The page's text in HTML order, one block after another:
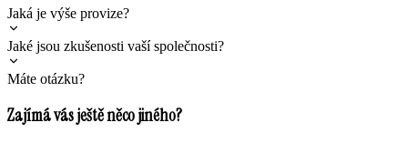
Jaká je výše provize?
Jaké jsou zkušenosti vaší společnosti?
Máte otázku?
Zajímá vás ještě něco jiného?